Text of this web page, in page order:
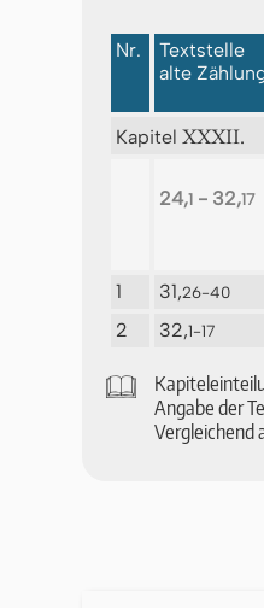
Nr.
Textstelle
alte
Kapitel XXXII.
24,1- 32,17
1 31,26-40
2 32,1-17
🕮
An­ga­be der
Vergleichend